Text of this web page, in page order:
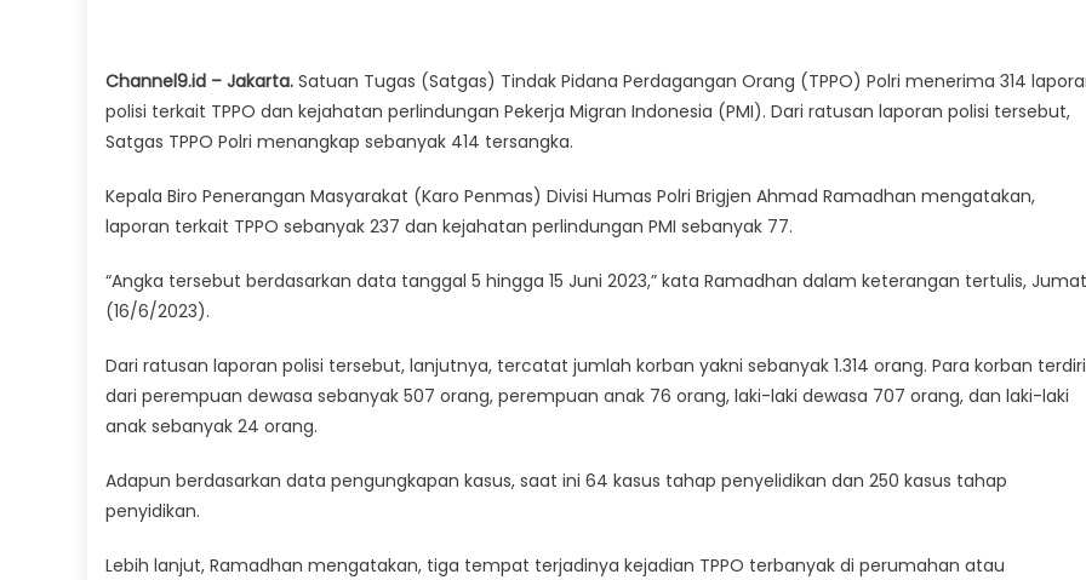
Channel9.id – Jakarta. Satuan Tugas (Satgas) Tindak Pidana Perdagangan Orang (TPPO) Polri menerima 314
polisi terkait TPPO dan kejahatan perlindungan Pekerja Migran Indonesia (PMI). Dari ratusan laporan polisi tersebut,
Satgas TPPO Polri menangkap sebanyak 414 tersangka.
Kepala Biro Penerangan Masyarakat (Karo Penmas) Divisi Humas Polri Brigjen Ahmad Ramadhan mengatakan,
laporan terkait TPPO sebanyak 237 dan kejahatan perlindungan PMI sebanyak 77.
“Angka tersebut berdasarkan data tanggal 5 hingga 15 Juni 2023,” kata Ramadhan dalam keterangan tertulis, Jumat
(16/6/2023).
Dari ratusan laporan polisi tersebut, lanjutnya, tercatat jumlah korban yakni sebanyak 1.314 orang. Para korban terdiri
dari perempuan dewasa sebanyak 507 orang, perempuan anak 76 orang, laki-laki dewasa 707 orang, dan laki-laki
anak sebanyak 24 orang.
Adapun berdasarkan data pengungkapan kasus, saat ini 64 kasus tahap penyelidikan dan 250 kasus tahap
penyidikan.
Lebih lanjut, Ramadhan mengatakan, tiga tempat terjadinya kejadian TPPO terbanyak di perumahan atau